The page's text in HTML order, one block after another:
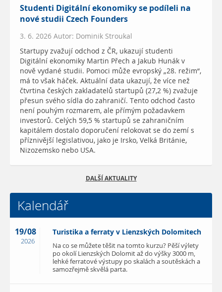
Studenti Digitální ekonomiky se podíleli na
nové studii Czech Founders
3. 6. 2026 Autor: Dominik Stroukal
Startupy zvažují odchod z ČR, ukazují studenti
Digitální ekonomiky Martin Přech a Jakub Hunák v
nově vydané studii. Pomoci může evropský „28. režim“,
má to však háček. Aktuální data ukazují, že více než
čtvrtina českých zakladatelů startupů (27,2 %) zvažuje
přesun svého sídla do zahraničí. Tento odchod často
není pouhým rozmarem, ale přímým požadavkem
investorů. Celých 59,5 % startupů se zahraničním
kapitálem dostalo doporučení relokovat se do zemí s
příznivější legislativou, jako je Irsko, Velká Británie,
Nizozemsko nebo USA.
DALŠÍ AKTUALITY
Kalendář
19/08
2026
Turistika a ferraty v Lienzských Dolomitech
Na co se můžete těšit na tomto kurzu? Pěší výlety
po okolí Lienzských Dolomit až do výšky 3000 m,
lehké ferratové výstupy po skalách a soutěskách a
samozřejmě skvělá parta.